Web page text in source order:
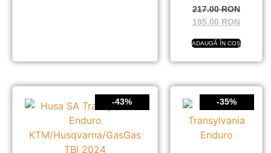
217.00RON
195.00 RON
ADAUGĂ ÎN COȘ
-43% -35%